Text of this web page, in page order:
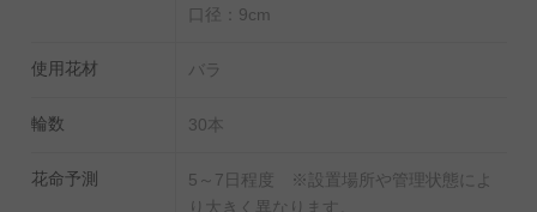
ス】
パソコンまたはスマートフォンやタブレットなどのモバ
イトから、贈り先様自身で欲しい商品を選んでいただけ
口径：9cm
使用花材 バラ
輪数 30本
花命予測
5～7日程度 ※設置場所や管理状態によ
り大きく異なります。